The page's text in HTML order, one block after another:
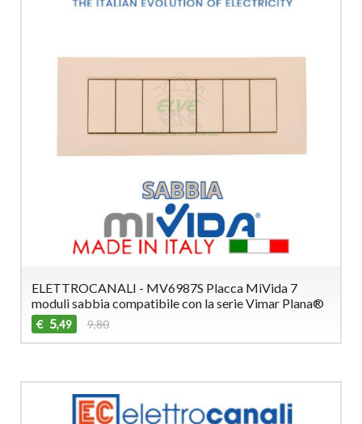
ELETTROCANALI - MV6987S Placca MiVida 7
moduli sabbia compatibile con la serie Vimar Plana®
€ 5,49 9,80